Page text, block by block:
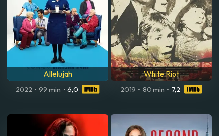
Allelujah
2022 • 99 min • 6,0
White Riot
2019 • 80 min • 7,2